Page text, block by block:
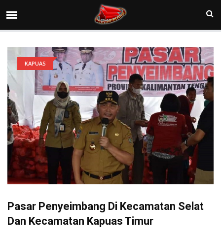
KAPUAS
Pasar Penyeimbang Di Kecamatan Selat
Dan Kecamatan Kapuas Timur